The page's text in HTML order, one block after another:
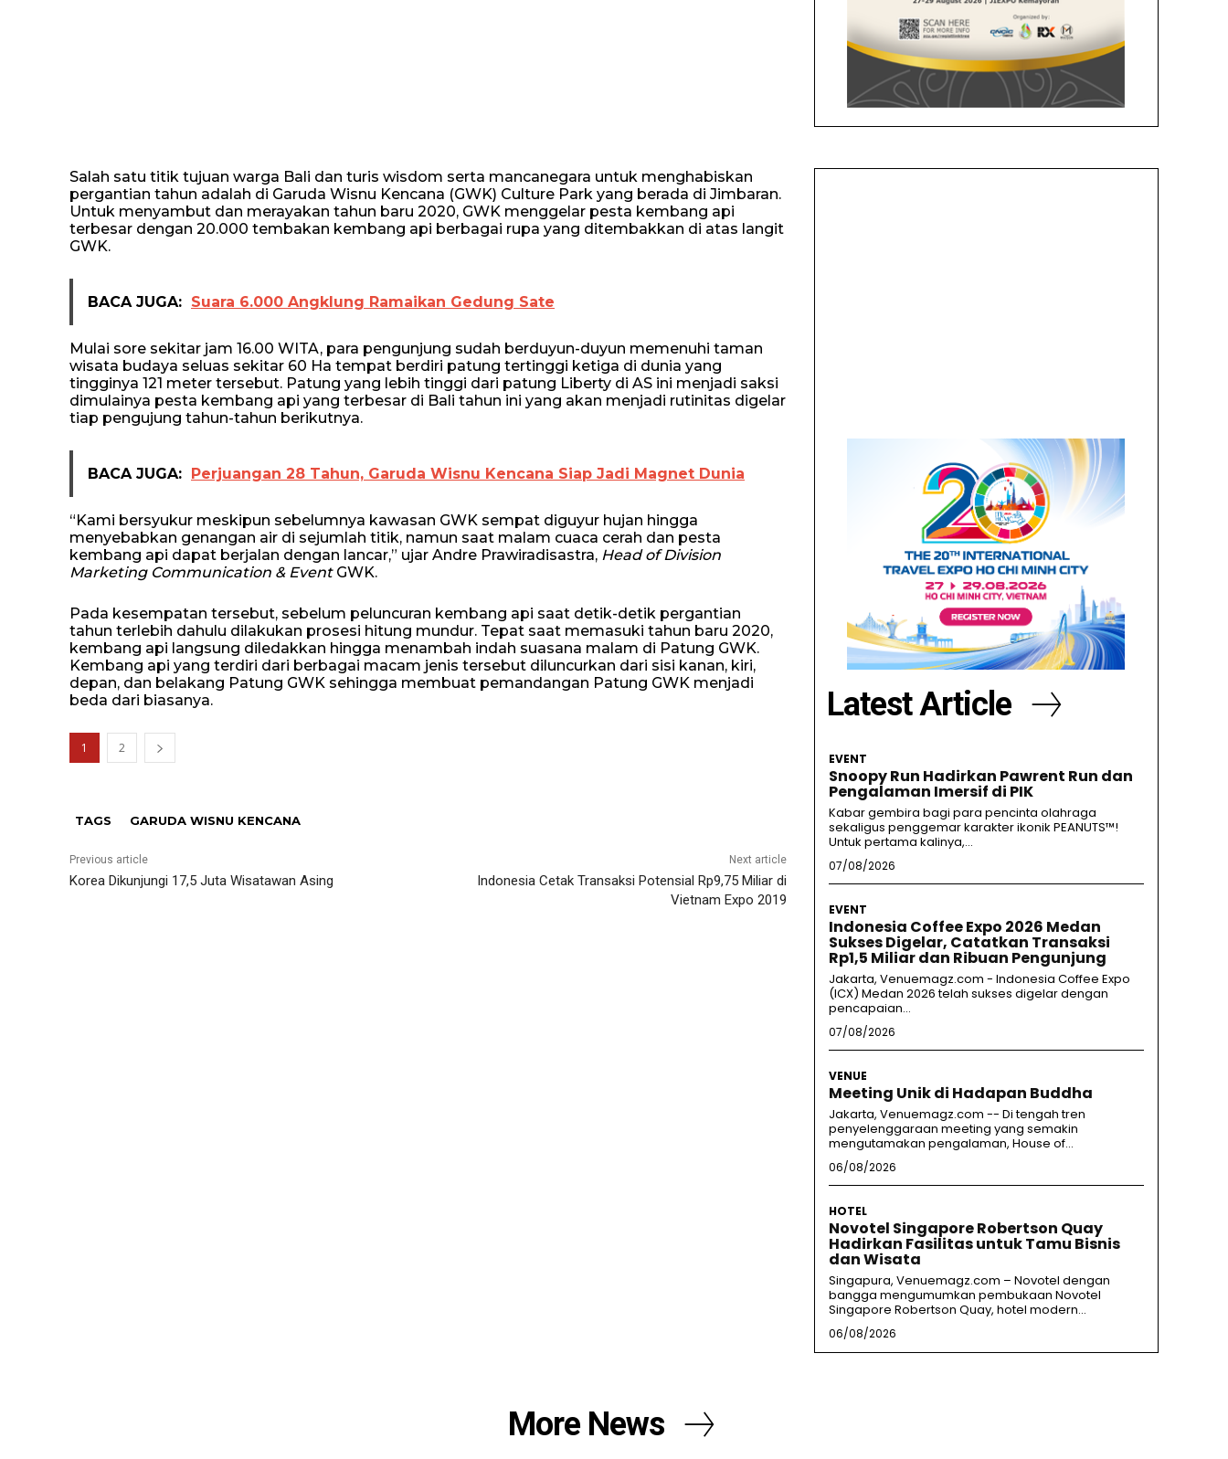
Salah satu titik tujuan warga Bali dan turis wisdom serta mancanegara untuk menghabiskan
pergantian tahun adalah di Garuda Wisnu Kencana (GWK) Culture Park yang berada di Jimbaran.
Untuk menyambut dan merayakan tahun baru 2020, GWK menggelar pesta kembang api
terbesar dengan 20.000 tembakan kembang api berbagai rupa yang ditembakkan di atas langit
GWK.
BACA JUGA: Suara 6.000 Angklung Ramaikan Gedung Sate
Mulai sore sekitar jam 16.00 WITA, para pengunjung sudah berduyun-duyun memenuhi taman
wisata budaya seluas sekitar 60 Ha tempat berdiri patung tertinggi ketiga di dunia yang
tingginya 121 meter tersebut. Patung yang lebih tinggi dari patung Liberty di AS ini menjadi saksi
dimulainya pesta kembang api yang terbesar di Bali tahun ini yang akan menjadi rutinitas digelar
tiap pengujung tahun-tahun berikutnya.
BACA JUGA: Perjuangan 28 Tahun, Garuda Wisnu Kencana Siap Jadi Magnet Dunia
“Kami bersyukur meskipun sebelumnya kawasan GWK sempat diguyur hujan hingga
menyebabkan genangan air di sejumlah titik, namun saat malam cuaca cerah dan pesta
kembang api dapat berjalan dengan lancar,” ujar Andre Prawiradisastra, Head of Division
Marketing Communication & EventGWK.
Pada kesempatan tersebut, sebelum peluncuran kembang api saat detik-detik pergantian
tahun terlebih dahulu dilakukan prosesi hitung mundur. Tepat saat memasuki tahun baru 2020,
kembang api langsung diledakkan hingga menambah indah suasana malam di Patung GWK.
Kembang api yang terdiri dari berbagai macam jenis tersebut diluncurkan dari sisi kanan, kiri,
depan, dan belakang Patung GWK sehingga membuat pemandangan Patung GWK menjadi
beda dari biasanya.
1 2
TAGS GARUDA WISNU KENCANA
Previous article
Korea Dikunjungi 17,5 Juta Wisatawan Asing
Next article
Indonesia Cetak Transaksi Potensial Rp9,75 Miliar di
Vietnam Expo 2019
Latest Article
EVENT
Snoopy Run Hadirkan Pawrent Run dan
Pengalaman Imersif di PIK
Kabar gembira bagi para pencinta olahraga
sekaligus penggemar karakter ikonik PEANUTS™!
Untuk pertama kalinya,...
07/08/2026
EVENT
Indonesia Coffee Expo 2026 Medan
Sukses Digelar, Catatkan Transaksi
Rp1,5 Miliar dan Ribuan Pengunjung
Jakarta, Venuemagz.com - Indonesia Coffee Expo
(ICX) Medan 2026 telah sukses digelar dengan
pencapaian...
07/08/2026
VENUE
Meeting Unik di Hadapan Buddha
Jakarta, Venuemagz.com -- Di tengah tren
penyelenggaraan meeting yang semakin
mengutamakan pengalaman, House of...
06/08/2026
HOTEL
Novotel Singapore Robertson Quay
Hadirkan Fasilitas untuk Tamu Bisnis
dan Wisata
Singapura, Venuemagz.com – Novotel dengan
bangga mengumumkan pembukaan Novotel
Singapore Robertson Quay, hotel modern...
06/08/2026
More News